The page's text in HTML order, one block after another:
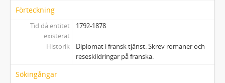
Förteckning
Tid då entitet
existerat
1792-1878
Historik
Diplomat i fransk tjänst. Skrev romaner och
reseskildringar på franska.
Sökingångar